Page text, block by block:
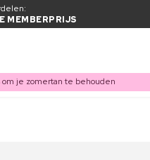
MEMBERPRIJS
om je zomertan te behouden